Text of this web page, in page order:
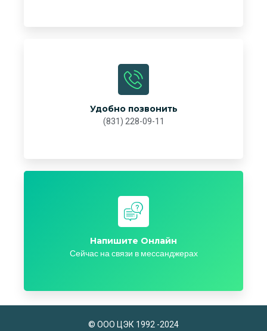
Удобно позвонить
(831) 228-09-11
Напишите Онлайн
Сейчас на связи в мессанджерах
© ООО ЦЭК 1992 -2024